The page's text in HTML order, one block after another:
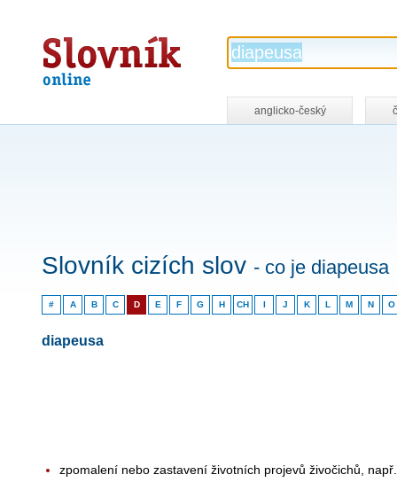
Slovník
online
anglicko-český
Slovník cizích slov - co je diapeusa
# A B C D E F G H CH I J K L M N O
diapeusa
zpomalení nebo zastavení životních projevů živočichů,